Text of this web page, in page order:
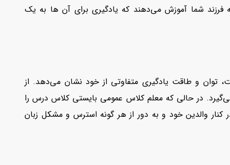
فرزند شما آموزش می‌دهند که یادگیری برای آن ها به یک
و طاقت یادگیری متفاوتی از خود نشان می‌دهد. از
می‌گیرد. در حالی که معلم کلاس عمومی بایستی کلاس درس را
کنار والدین خود و به دور از هر گونه استرس و مشکل زبان